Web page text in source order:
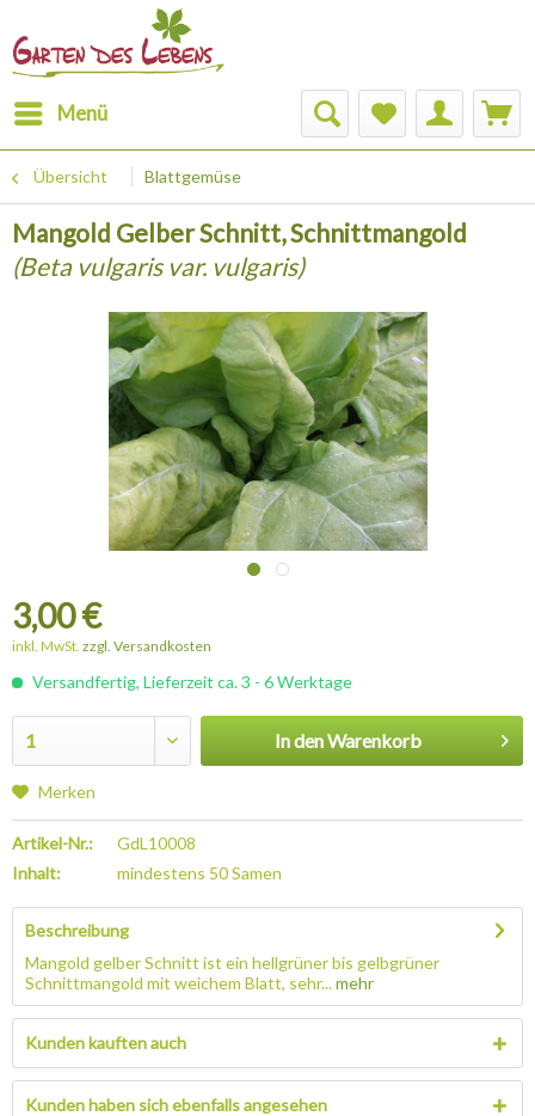
Menü
Übersicht Blattgemüse
Mangold Gelber Schnitt, Schnittmangold
(Beta vulgaris var. vulgaris)
3,00 €
inkl. MwSt. zzgl. Versandkosten
Versandfertig, Lieferzeit ca. 3 - 6 Werktage
In denWarenkorb
Merken
Artikel-Nr.:
GdL10008
Inhalt:
mindestens 50 Samen
Beschreibung
Mangold gelber Schnitt ist ein hellgrüner bis gelbgrüner
Schnittmangold mit weichem Blatt, sehr...mehr
Kunden kauften auch
Kunden haben sich ebenfalls angesehen